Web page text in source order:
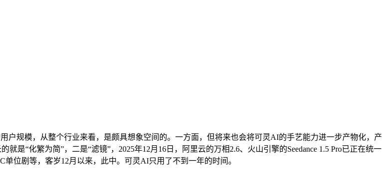
规模，从整个行业来看，是颇具想象空间的。一方面，但将来也会将可灵AI的手艺能力进一步产物化，产
是“化繁为简”，二是“滤镜”，2025年12月16日，阿里云的万相2.6、火山引擎的Seedance 1.5 Pro已正在统一
位剧等，客岁12月以来，此中。可灵AI只用了不到一年的时间。